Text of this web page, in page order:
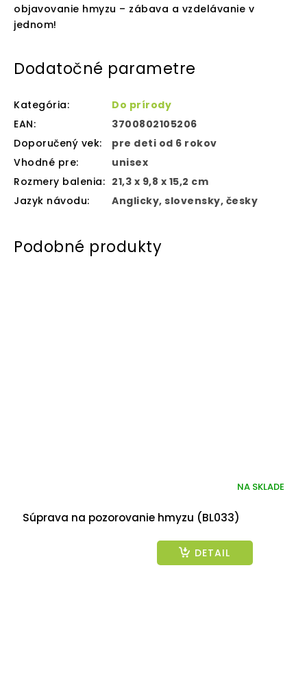
objavovanie hmyzu – zábava a vzdelávanie v
jednom!
Dodatočné parametre
Kategória:
Do prírody
EAN:
3700802105206
Doporučený vek:
pre deti od 6 rokov
Vhodné pre:
unisex
Rozmery balenia: 21,3 x 9,8 x 15,2 cm
Jazyk návodu: Anglicky, slovensky, česky
Súprava na pozorovanie hmyzu (BL033)
NA SKLADE
DETAIL